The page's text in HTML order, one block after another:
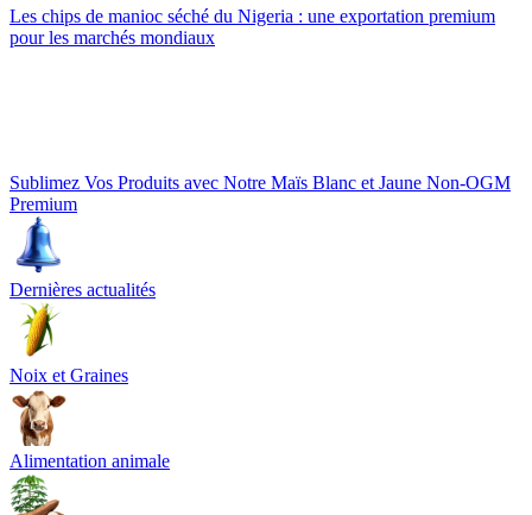
Les chips de manioc séché du Nigeria : une exportation premium
pour les marchés mondiaux
Sublimez Vos Produits avec Notre Maïs Blanc et Jaune Non-OGM
Premium
Dernières actualités
Noix et Graines
Alimentation animale